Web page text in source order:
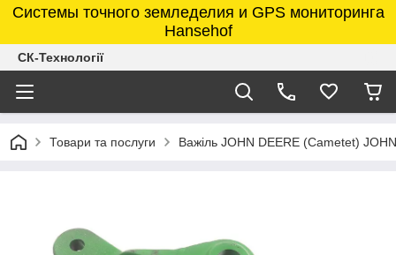
Системы точного земледелия и GPS мониторинга
Hansehof
СК-Технології
Товари та послуги Важіль JOHN DEERE (Cametet)